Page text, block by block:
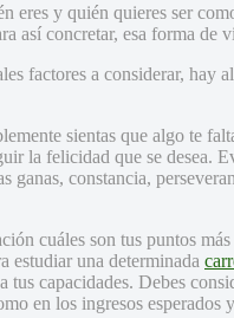
eres y quién quieres ser
así concretar, esa forma de
factores a considerar, hay
sientas que algo te
la felicidad que se desea.
ganas, constancia,
cuáles son tus puntos
estudiar una determinada
tus capacidades. Debes
en los ingresos